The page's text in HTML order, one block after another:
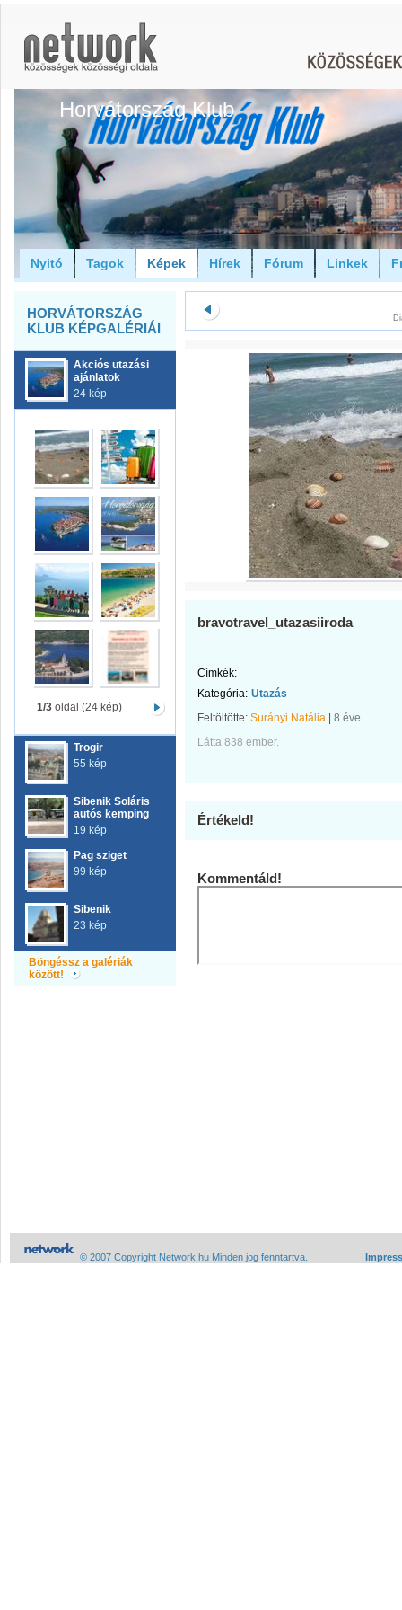
Horvátország Klub
Nyitó Tagok Képek Hírek Fórum Linkek
HORVÁTORSZÁG
KLUB KÉPGALÉRIÁI
Akciós utazási
ajánlatok
24 kép
1/3oldal (24 kép)
Trogir
55 kép
Sibenik Soláris
autós kemping
19 kép
Pag sziget
99 kép
Sibenik
23 kép
Böngéssz a galériák
között!
bravotravel_utazasiiroda
Címkék:
Kategória: Utazás
Feltöltötte: Surányi Natália
8 éve
Látta 838 ember.
Értékeld!
Kommentáld!
© 2007 Copyright Network.hu Minden jog fenntartva.